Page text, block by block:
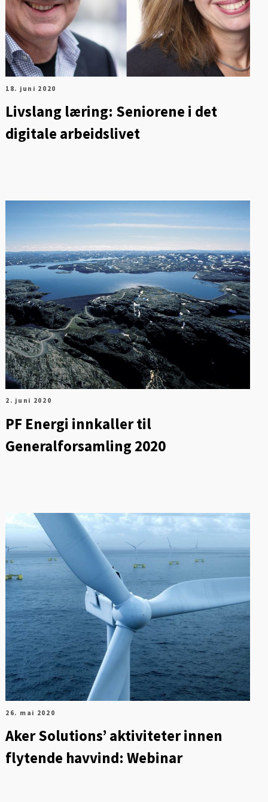
18. juni 2020
Livslang læring: Seniorene i det
digitale arbeidslivet
2. juni 2020
PF Energi innkaller til
Generalforsamling 2020
26. mai 2020
Aker Solutions’ aktiviteter innen
flytende havvind: Webinar